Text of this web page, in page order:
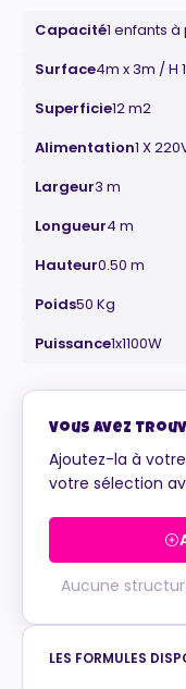
Capacité1 enfants
Surface4m x 3m / H
Superficie12 m2
Alimentation1 X
Largeur3 m
Longueur4 m
Hauteur0.50 m
Poids50 Kg
Puissance1x1100W
Vous avez
Ajoutez-la à
votre sélection
Aucune
LES FORMULES